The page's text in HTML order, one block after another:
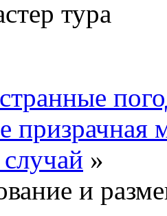
тура
призрачная
»
и